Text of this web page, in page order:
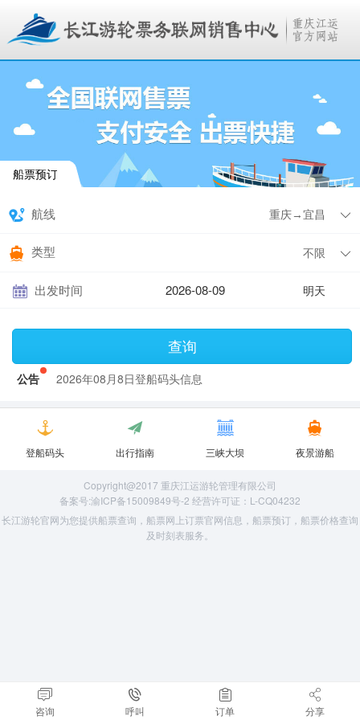
船票预订
航线
类型
出发时间 明天
查询
公告
2026年08月8日登船码头信息
2026年08月8日登船码头信息
登船码头 出行指南 三峡大坝 夜景游船
Copyright@2017 重庆江运游轮管理有限公司
备案号:渝ICP备15009849号-2 经营许可证：L-CQ04232
长江游轮官网为您提供船票查询，船票网上订票官网信息，船票预订，船票价格查询
及时刻表服务。
咨询 呼叫 订单 分享